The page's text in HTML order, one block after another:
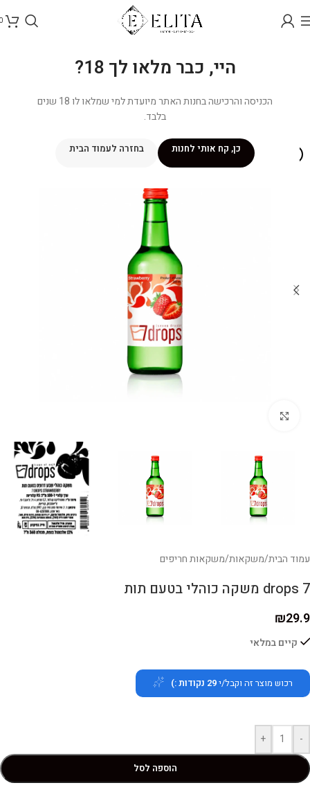
היי, כבר מלאו לך 18?
הכניסה והרכישה בחנות האתר מיועדת למי שמלאו לו 18 שנים
בלבד.
כן, קח אותי לחנות בחזרה לעמוד הבית
עמוד הבית/משקאות/משקאות חריפים
7 drops משקה כוהלי בטעם תות
₪29.9
קיים במלאי
רכוש מוצר זה וקבל/י29 נקודות :)
-
+
הוספה לסל